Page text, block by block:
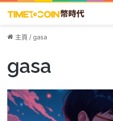
主頁 /gasa
gasa